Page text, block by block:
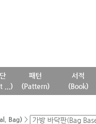
...)
패턴
(Pattern)
서적
(Book)
Bag) >